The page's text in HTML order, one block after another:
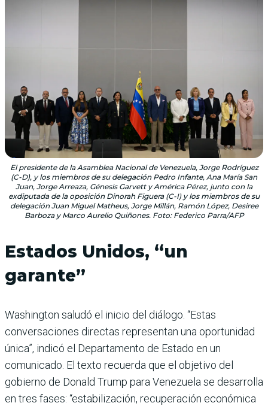
El presidente de la Asamblea Nacional de Venezuela, Jorge Rodríguez
(C-D), y los miembros de su delegación Pedro Infante, Ana María San
Juan, Jorge Arreaza, Génesis Garvett y América Pérez, junto con la
exdiputada de la oposición Dinorah Figuera (C-I) y los miembros de su
delegación Juan Miguel Matheus, Jorge Millán, Ramón López, Desiree
Barboza y Marco Aurelio Quiñones. Foto: Federico Parra/AFP
Estados Unidos, “un
garante”
Washington saludó el inicio del diálogo. “Estas
conversaciones directas representan una oportunidad
única”, indicó el Departamento de Estado en un
comunicado. El texto recuerda que el objetivo del
gobierno de Donald Trump para Venezuela se desarrolla
en tres fases: “estabilización, recuperación económica